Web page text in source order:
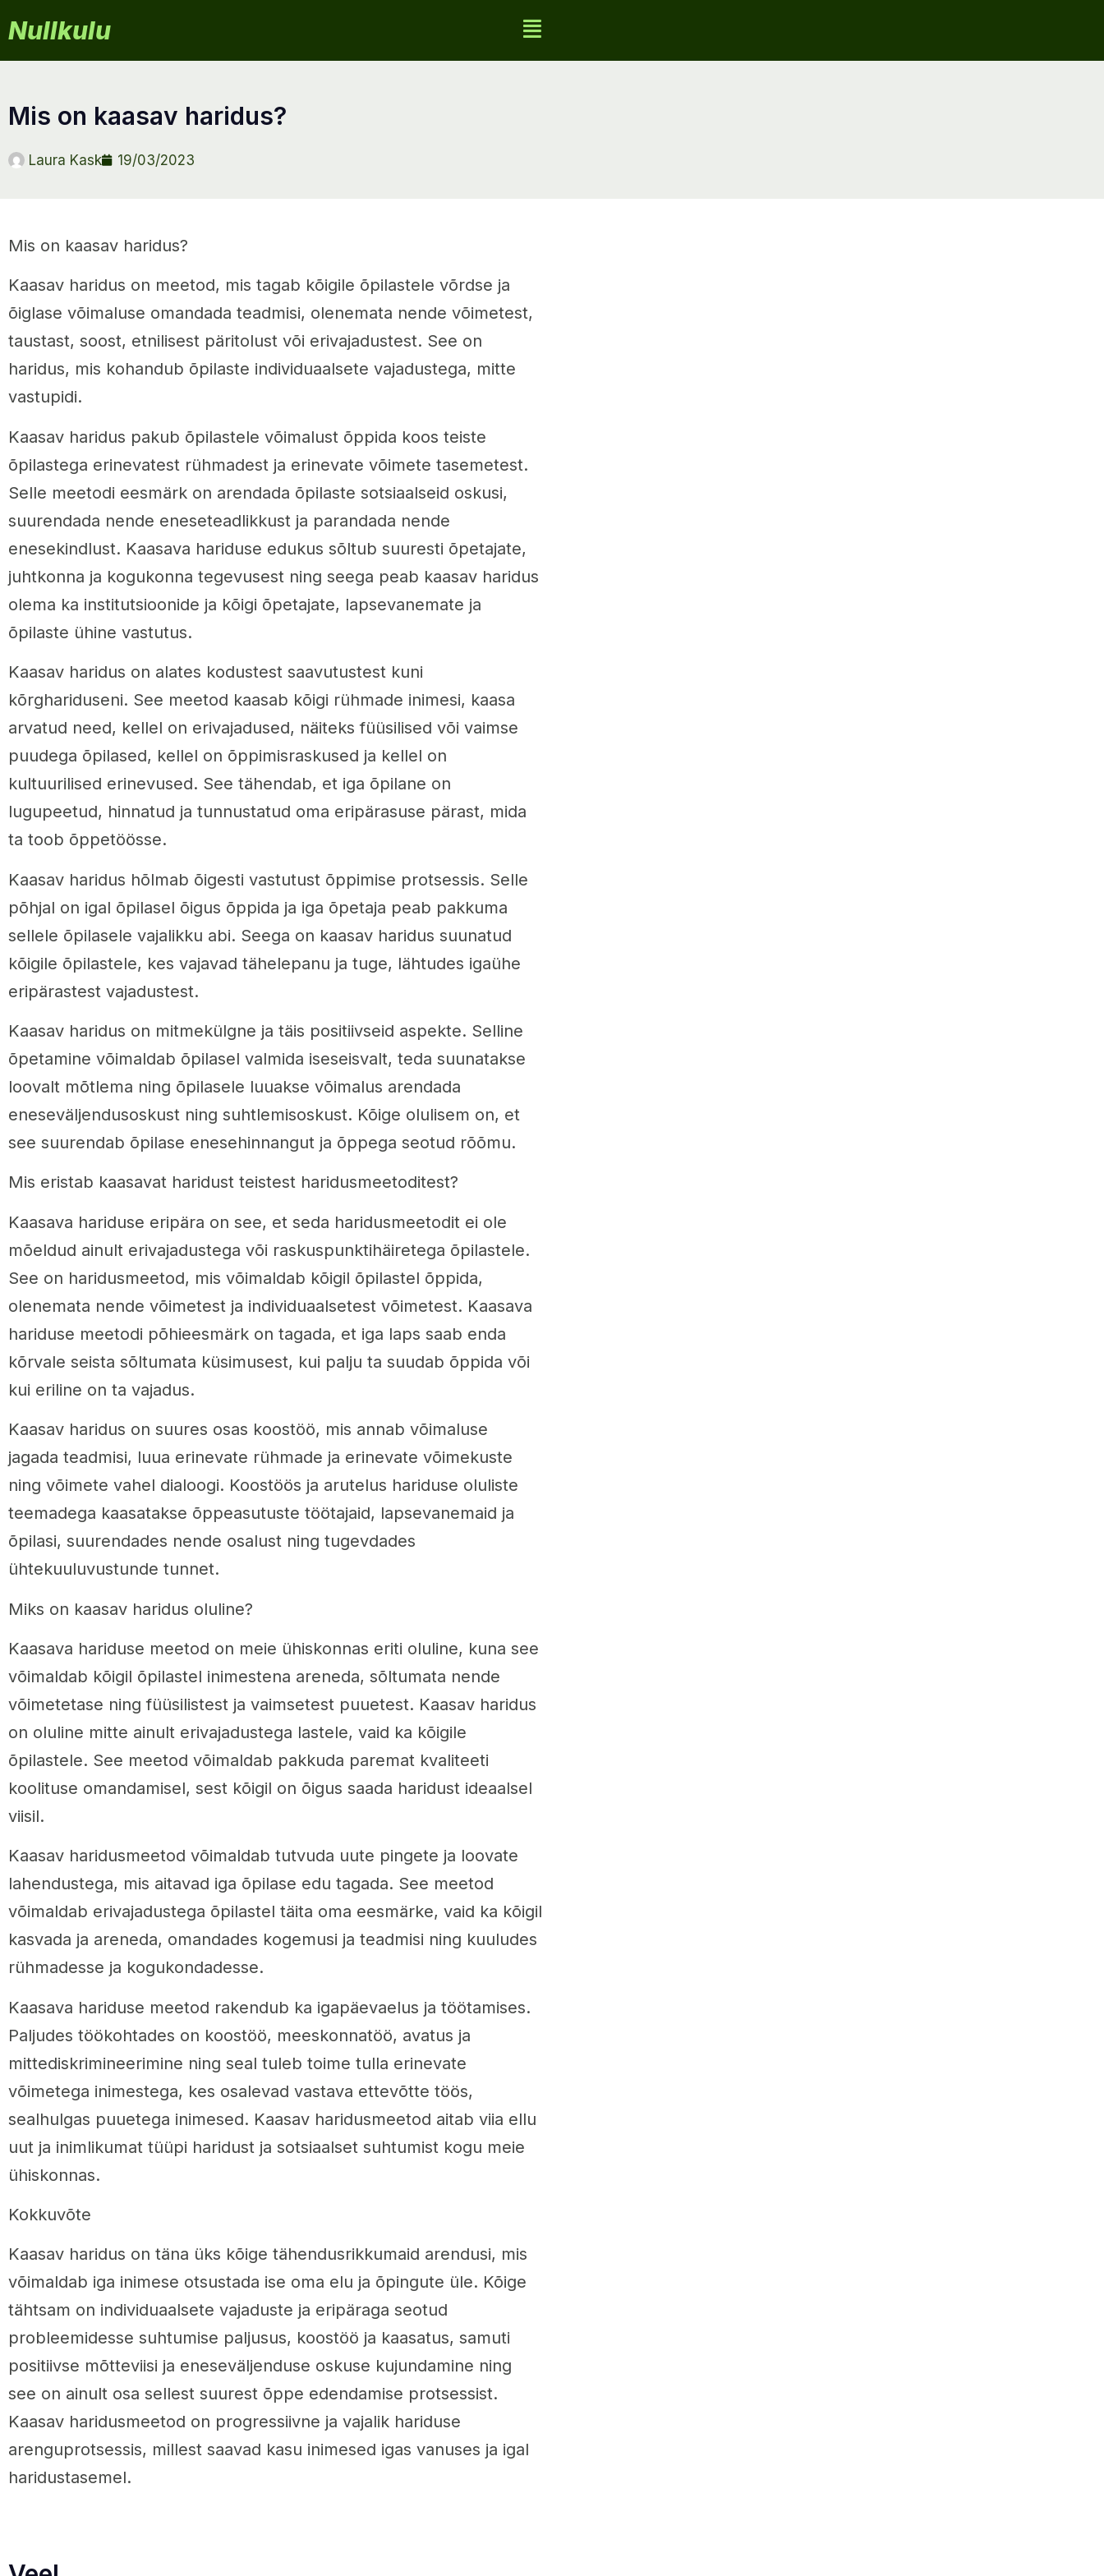
Nullkulu
mis on kaasav haridus?
Laura Kask 19/03/2023
Mis on kaasav haridus?
Kaasav haridus on meetod, mis tagab kõigile õpilastele võrdse ja
õiglase võimaluse omandada teadmisi, olenemata nende võimetest,
taustast, soost, etnilisest päritolust või erivajadustest. See on
haridus, mis kohandub õpilaste individuaalsete vajadustega, mitte
vastupidi.
Kaasav haridus pakub õpilastele võimalust õppida koos teiste
õpilastega erinevatest rühmadest ja erinevate võimete tasemetest.
Selle meetodi eesmärk on arendada õpilaste sotsiaalseid oskusi,
suurendada nende eneseteadlikkust ja parandada nende
enesekindlust. Kaasava hariduse edukus sõltub suuresti õpetajate,
juhtkonna ja kogukonna tegevusest ning seega peab kaasav haridus
olema ka institutsioonide ja kõigi õpetajate, lapsevanemate ja
õpilaste ühine vastutus.
Kaasav haridus on alates kodustest saavutustest kuni
kõrghariduseni. See meetod kaasab kõigi rühmade inimesi, kaasa
arvatud need, kellel on erivajadused, näiteks füüsilised või vaimse
puudega õpilased, kellel on õppimisraskused ja kellel on
kultuurilised erinevused. See tähendab, et iga õpilane on
lugupeetud, hinnatud ja tunnustatud oma eripärasuse pärast, mida
ta toob õppetöösse.
Kaasav haridus hõlmab õigesti vastutust õppimise protsessis. Selle
põhjal on igal õpilasel õigus õppida ja iga õpetaja peab pakkuma
sellele õpilasele vajalikku abi. Seega on kaasav haridus suunatud
kõigile õpilastele, kes vajavad tähelepanu ja tuge, lähtudes igaühe
eripärastest vajadustest.
Kaasav haridus on mitmekülgne ja täis positiivseid aspekte. Selline
õpetamine võimaldab õpilasel valmida iseseisvalt, teda suunatakse
loovalt mõtlema ning õpilasele luuakse võimalus arendada
eneseväljendusoskust ning suhtlemisoskust. Kõige olulisem on, et
see suurendab õpilase enesehinnangut ja õppega seotud rõõmu.
Mis eristab kaasavat haridust teistest haridusmeetoditest?
Kaasava hariduse eripära on see, et seda haridusmeetodit ei ole
mõeldud ainult erivajadustega või raskuspunktihäiretega õpilastele.
See on haridusmeetod, mis võimaldab kõigil õpilastel õppida,
olenemata nende võimetest ja individuaalsetest võimetest. Kaasava
hariduse meetodi põhieesmärk on tagada, et iga laps saab enda
kõrvale seista sõltumata küsimusest, kui palju ta suudab õppida või
kui eriline on ta vajadus.
Kaasav haridus on suures osas koostöö, mis annab võimaluse
jagada teadmisi, luua erinevate rühmade ja erinevate võimekuste
ning võimete vahel dialoogi. Koostöös ja arutelus hariduse oluliste
teemadega kaasatakse õppeasutuste töötajaid, lapsevanemaid ja
õpilasi, suurendades nende osalust ning tugevdades
ühtekuuluvustunde tunnet.
Miks on kaasav haridus oluline?
Kaasava hariduse meetod on meie ühiskonnas eriti oluline, kuna see
võimaldab kõigil õpilastel inimestena areneda, sõltumata nende
võimetetase ning füüsilistest ja vaimsetest puuetest. Kaasav haridus
on oluline mitte ainult erivajadustega lastele, vaid ka kõigile
õpilastele. See meetod võimaldab pakkuda paremat kvaliteeti
koolituse omandamisel, sest kõigil on õigus saada haridust ideaalsel
viisil.
Kaasav haridusmeetod võimaldab tutvuda uute pingete ja loovate
lahendustega, mis aitavad iga õpilase edu tagada. See meetod
võimaldab erivajadustega õpilastel täita oma eesmärke, vaid ka kõigil
kasvada ja areneda, omandades kogemusi ja teadmisi ning kuuludes
rühmadesse ja kogukondadesse.
Kaasava hariduse meetod rakendub ka igapäevaelus ja töötamises.
Paljudes töökohtades on koostöö, meeskonnatöö, avatus ja
mittediskrimineerimine ning seal tuleb toime tulla erinevate
võimetega inimestega, kes osalevad vastava ettevõtte töös,
sealhulgas puuetega inimesed. Kaasav haridusmeetod aitab viia ellu
uut ja inimlikumat tüüpi haridust ja sotsiaalset suhtumist kogu meie
ühiskonnas.
Kokkuvõte
Kaasav haridus on täna üks kõige tähendusrikkumaid arendusi, mis
võimaldab iga inimese otsustada ise oma elu ja õpingute üle. Kõige
tähtsam on individuaalsete vajaduste ja eripäraga seotud
probleemidesse suhtumise paljusus, koostöö ja kaasatus, samuti
positiivse mõtteviisi ja eneseväljenduse oskuse kujundamine ning
see on ainult osa sellest suurest õppe edendamise protsessist.
Kaasav haridusmeetod on progressiivne ja vajalik hariduse
arenguprotsessis, millest saavad kasu inimesed igas vanuses ja igal
haridustasemel.